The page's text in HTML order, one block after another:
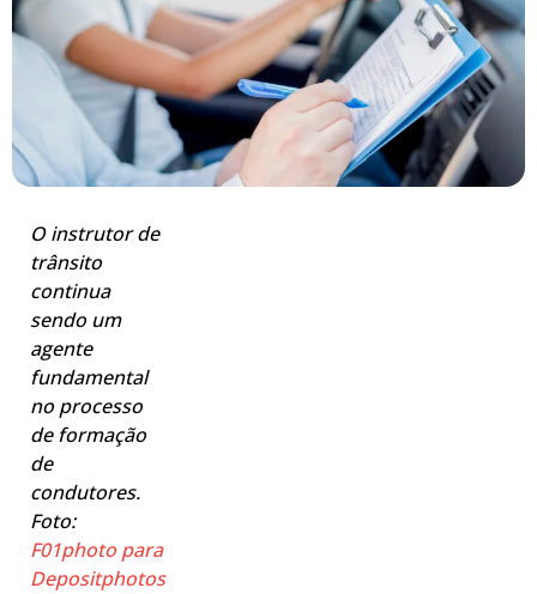
O instrutor de
trânsito
continua
sendo um
agente
fundamental
no processo
de formação
de
condutores.
Foto:
F01photo para
Depositphotos